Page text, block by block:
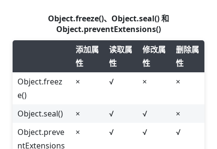
Object.freeze()、Object.seal() 和
Object.preventExtensions()
添加属
性
读取属
性
修改属
性
删除属
性
Object.freez
e()
× √ × ×
Object.seal() × √ √
×
Object.preve
ntExtensions
× √ √ √